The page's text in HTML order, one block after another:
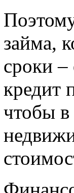
займа,
сроки –
кредит
чтобы в